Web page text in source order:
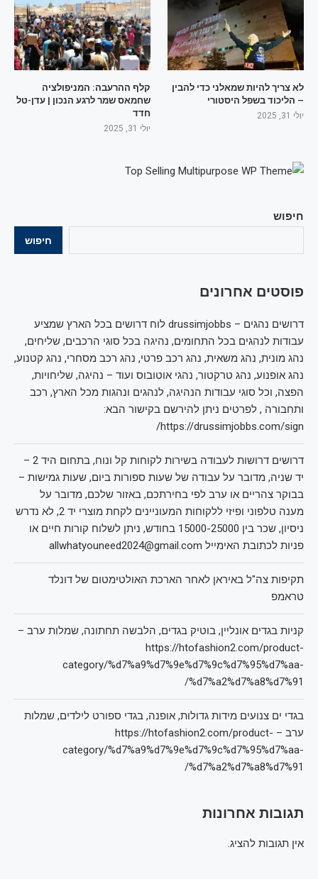
חיפוש
חיפוש
פוסטים אחרונים
דרושים נהגים – drussimjobbs לוח דרושים בכל הארץ שמציע
עבודות לנהגים בכל התחומים, נהיגה בכל סוגי הרכבים, שליחים,
נהג מונית, נהג משאית, נהג רכב פרטי, נהג רכב מסחרי, נהג קטנוע,
נהג אופנוע, נהג טרקטור, נהגי אוטובוס ועוד – נהיגה, שליחויות,
הפצה, וכל סוגי עבודות הנהיגה, לנהגים ונהגות מכל הארץ, רכב
ותחבורה , לפרטים ניתן להירשם בקישור הבא:
https://drussimjobbs.com/sign/
דרושים דרושות לעבודה בשירות לקוחות קל ונוח, בתחום היד 2 –
יד שניה, מדובר על עבודה של שעות ספורות ביום, שעות גמישות –
בבוקר צהריים או ערב לפי בחירתכם, באזור שלכם, מדובר על
מענה טלפוני ופיזי ללקוחות המעוניינים לקחת מוצרי יד 2, לא נדרש
ניסיון, שכר בין 15000-25000 בחודש, ניתן לשלוח קורות חיים או
פניות לכתובת האימייל allwhatyouneed2024@gmail.com
תקיפות צה"ל באיראן לאחר הארכת האולטימטום של דונלד
טראמפ
קניות בגדים אונליין, בוטיק בגדים, הלבשה תחתונה, שמלות ערב –
https://htofashion2.com/product-
category/%d7%a9%d7%9e%d7%9c%d7%95%d7%aa-
%d7%a2%d7%a8%d7%91/
בגדי ים צנועים מידות גדולות, אופנה, בגדי ספורט לילדים, שמלות
ערב – https://htofashion2.com/product-
category/%d7%a9%d7%9e%d7%9c%d7%95%d7%aa-
%d7%a2%d7%a8%d7%91/
תגובות אחרונות
אין תגובות להציג.
לא צריך להיות שמאלני כדי להבין
– הליכוד בשפל היסטורי
יולי 31, 2025
קלף ההרעבה: המניפולציה
שחמאס שמר לרגע הנכון | עדן-טל
חדד
יולי 31, 2025